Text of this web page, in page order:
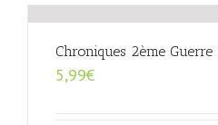
Chroniques 2ème
5,99€